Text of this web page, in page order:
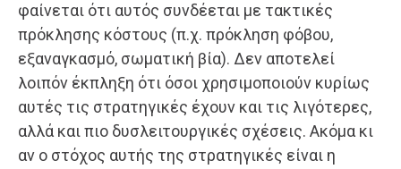
φαίνεται ότι αυτός συνδέεται με τακτικές
πρόκλησης κόστους (π.χ. πρόκληση φόβου,
εξαναγκασμό, σωματική βία). Δεν αποτελεί
λοιπόν έκπληξη ότι όσοι χρησιμοποιούν κυρίως
αυτές τις στρατηγικές έχουν και τις λιγότερες,
αλλά και πιο δυσλειτουργικές σχέσεις. Ακόμα κι
αν ο στόχος αυτής της στρατηγικές είναι η